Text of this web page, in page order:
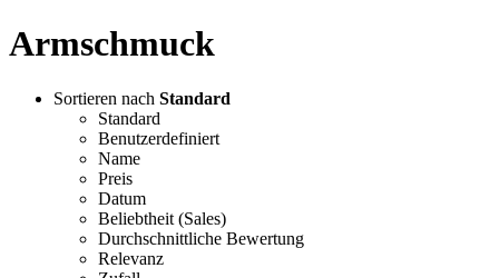
Armschmuck
Sortieren nach Standard
Standard
Benutzerdefiniert
Name
Preis
Datum
Beliebtheit (Sales)
Durchschnittliche Bewertung
Relevanz